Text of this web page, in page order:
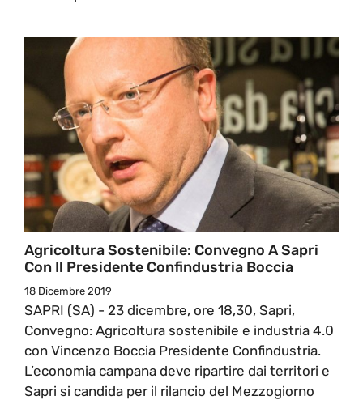
Agricoltura Sostenibile: Convegno A Sapri
Con Il Presidente Confindustria Boccia
18 Dicembre 2019
SAPRI (SA) - 23 dicembre, ore 18,30, Sapri,
Convegno: Agricoltura sostenibile e industria 4.0
con Vincenzo Boccia Presidente Confindustria.
L’economia campana deve ripartire dai territori e
Sapri si candida per il rilancio del Mezzogiorno